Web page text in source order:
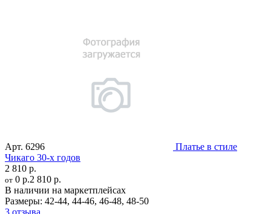
Арт. 6296
Платье в стиле
Чикаго 30-х годов
2 810 р.
от 0 р.2 810 р.
В наличии на маркетплейсах
Размеры: 42-44, 44-46, 46-48, 48-50
3 отзыва